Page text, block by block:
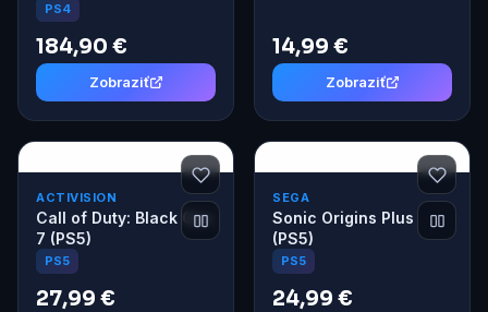
PS4
184,90 €
Zobraziť
14,99 €
Zobraziť
ACTIVISION
Call of Duty: Black Ops
7 (PS5)
PS5
27,99 €
SEGA
Sonic Origins Plus
(PS5)
PS5
24,99 €